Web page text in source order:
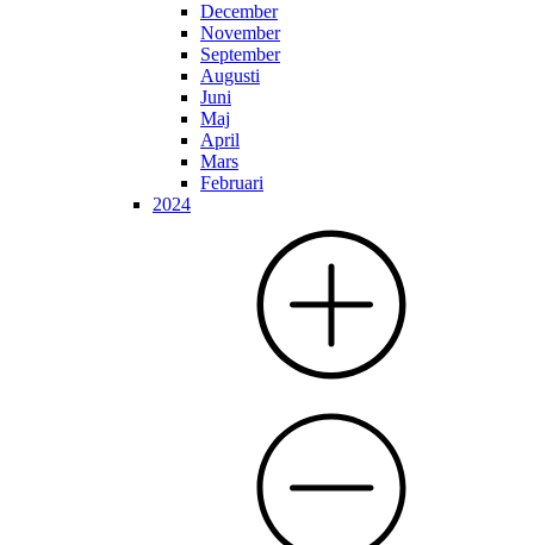
December
November
September
Augusti
Juni
Maj
April
Mars
Februari
2024